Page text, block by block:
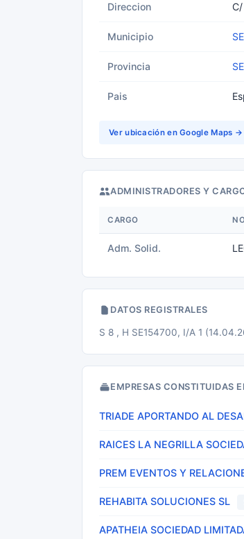
Direccion C/
Municipio
Provincia
Pais
Ver ubicación en Google Maps →
ADMINISTRADORES Y
CARGO
Adm. Solid.
DATOS REGISTRALES
S 8 , H SE154700, I/A 1
EMPRESAS CONSTITUIDAS
TRIADE APORTANDO AL
RAICES LA NEGRILLA
PREM EVENTOS Y
REHABITA SOLUCIONES SL
APATHEIA SOCIEDAD